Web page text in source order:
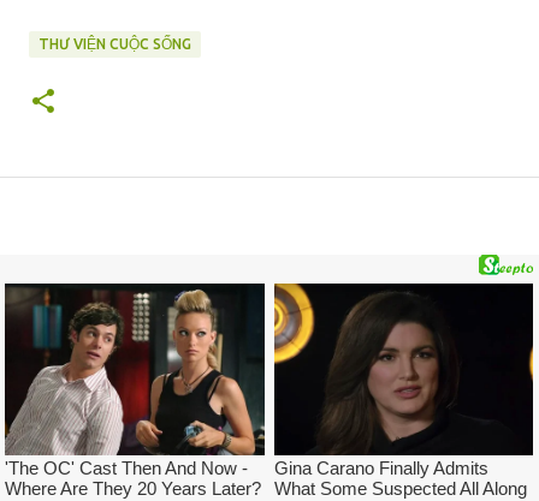
THƯ VIỆN CUỘC SỐNG